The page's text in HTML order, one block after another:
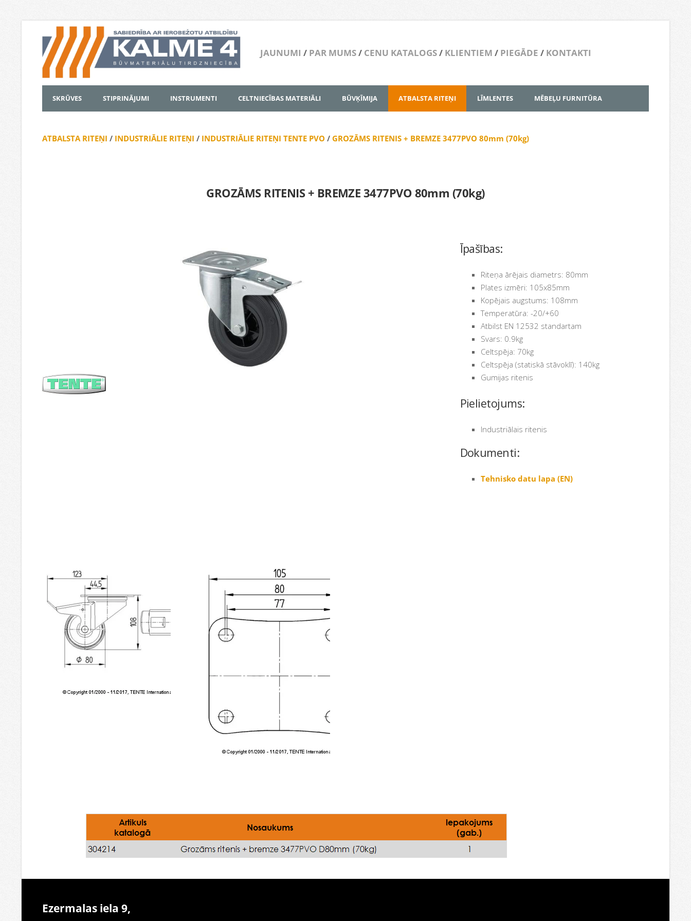
JAUNUMI / PAR MUMS/ CENU KATALOGS/ KLIENTIEM / PIEGĀDE / KONTAKTI
SKRŪVES STIPRINĀJUMI INSTRUMENTI CELTNIECĪBAS MATERIĀLI BŪVĶĪMIJA ATBALSTA RITEŅI LĪMLENTES MĒBEĻU FURNITŪRA
ATBALSTA RITEŅI / INDUSTRIĀLIE RITEŅI / INDUSTRIĀLIE RITEŅI TENTE PVO / GROZĀMS RITENIS + BREMZE 3477PVO 80mm (70kg)
GROZĀMS RITENIS + BREMZE 3477PVO 80mm (70kg)
Īpašības:
Riteņa ārējais diametrs: 80mm
Plates izmēri: 105x85mm
Kopējais augstums: 108mm
Temperatūra: -20/+60
Atbilst EN 12532 standartam
Svars: 0.9kg
Celtspēja: 70kg
Celtspēja (statiskā stāvoklī): 140kg
Gumijas ritenis
Pielietojums:
Industriālais ritenis
Dokumenti:
Tehnisko datu lapa (EN)
Ezermalas iela 9,